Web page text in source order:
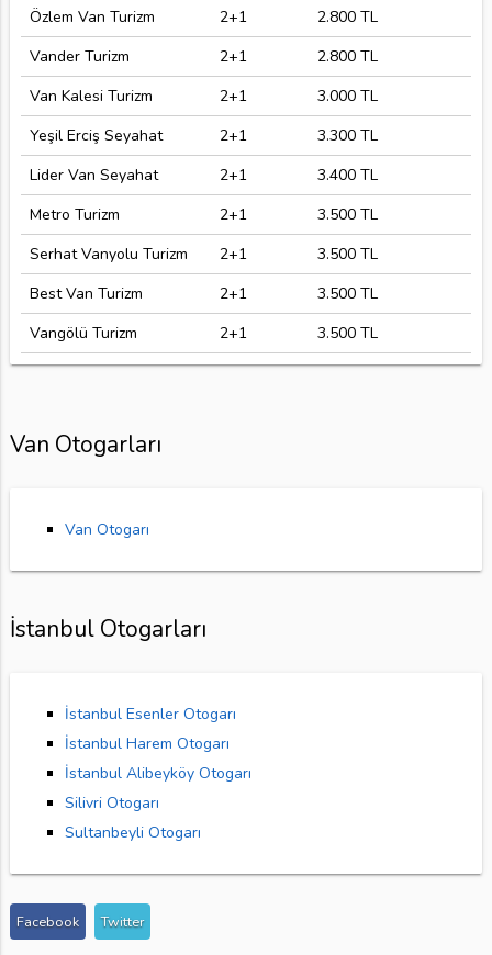
Özlem Van Turizm
2+1
2.800 TL
Vander Turizm
2+1
2.800 TL
Van Kalesi Turizm
2+1
3.000 TL
Yeşil Erciş Seyahat
2+1
3.300 TL
Lider Van Seyahat
2+1
3.400 TL
Metro Turizm
2+1
3.500 TL
Serhat Vanyolu Turizm
2+1
3.500 TL
Best Van Turizm
2+1
3.500 TL
Vangölü Turizm
2+1 3.500 TL
Van Otogarları
Van Otogarı
İstanbul Otogarları
İstanbul Esenler Otogarı
İstanbul Harem Otogarı
İstanbul Alibeyköy Otogarı
Silivri Otogarı
Sultanbeyli Otogarı
Facebook Twitter